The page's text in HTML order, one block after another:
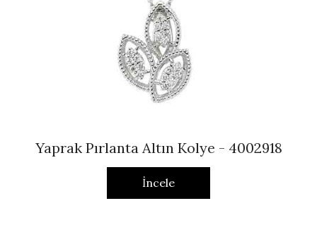
Yaprak Pırlanta Altın Kolye - 4002918
İncele